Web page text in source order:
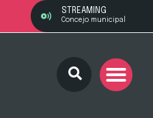
STREAMING
Concejo municipal